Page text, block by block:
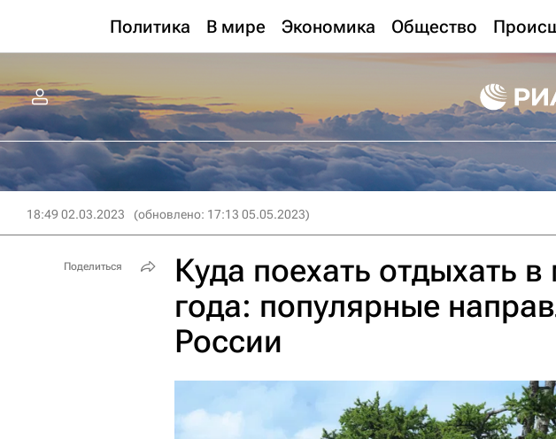
Политика В мире Экономика Общество
18:49 02.03.2023 (обновлено: 17:13 05.05.2023)
Куда поехать отдыхать
года: популярные
России
Поделиться